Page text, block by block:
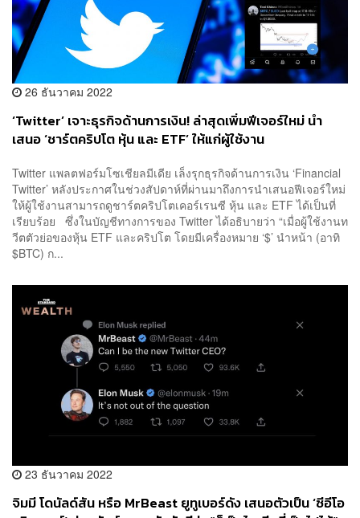
26 ธันวาคม 2022
‘Twitter’ เจาะธุรกิจด้านการเงิน! ล่าสุดเพิ่มฟีเจอร์ใหม่ นำ
เสนอ ‘ชาร์ตคริปโต หุ้น และ ETF’ ให้แก่ผู้ใช้งาน
Twitter แพลตฟอร์มโซเชียลมีเดีย เล็งรุกธุรกิจด้านการเงิน ‘Financial
Twitter’ หลังประกาศในช่วงสัปดาห์ที่ผ่านมาถึงการนำเสนอฟีเจอร์ใหม่
ให้ผู้ใช้งานสามารถดูชาร์ตคริปโตเคอร์เรนซี หุ้น และ ETF ได้เป็นที่
เรียบร้อย ซึ่งในบัญชีทางการของ Twitter ได้อธิบายว่า “เมื่อผู้ใช้งานท
วีตตัวย่อของหุ้น ETF และคริปโต โดยมีเครื่องหมาย ‘$’ นำหน้า (อาทิ
$BTC) ก...
23 ธันวาคม 2022
จิมมี โดนัลด์สัน หรือ MrBeast ยูทูเบอร์ดัง เสนอตัวเป็น ‘ซีอีโอ